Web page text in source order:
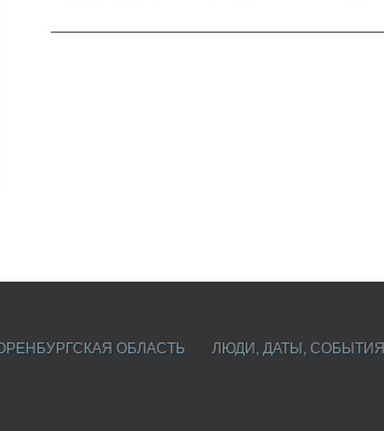
ОБЛАСТЬ ЛЮДИ, ДАТЫ, CОБЫТИЯ